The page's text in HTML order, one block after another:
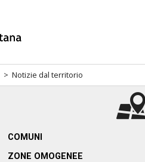
> Notizie dal territorio
COMUNI
ZONE OMOGENEE